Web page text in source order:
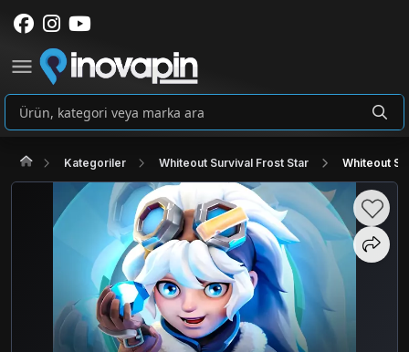
Kategoriler Whiteout Survival Frost Star Whiteout